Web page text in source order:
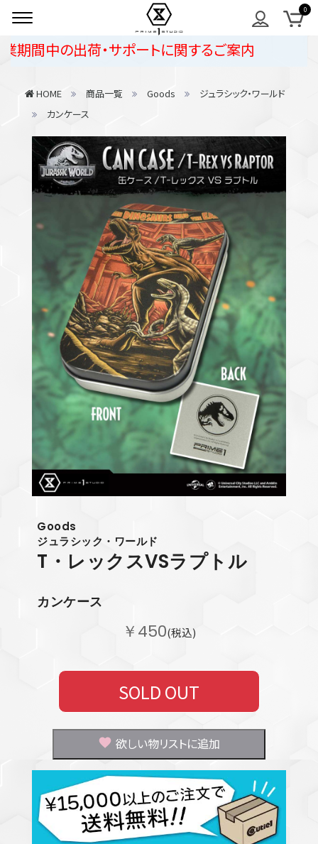
中の出荷・サポートに関するご案内
HOME 商品一覧 Goods
ジュラシック・ワールド
カンケース
Goods
ジュラシック・ワールド
T・レックスVSラプトル
カンケース
￥450(税込)
SOLD OUT
欲しい物リストに追加